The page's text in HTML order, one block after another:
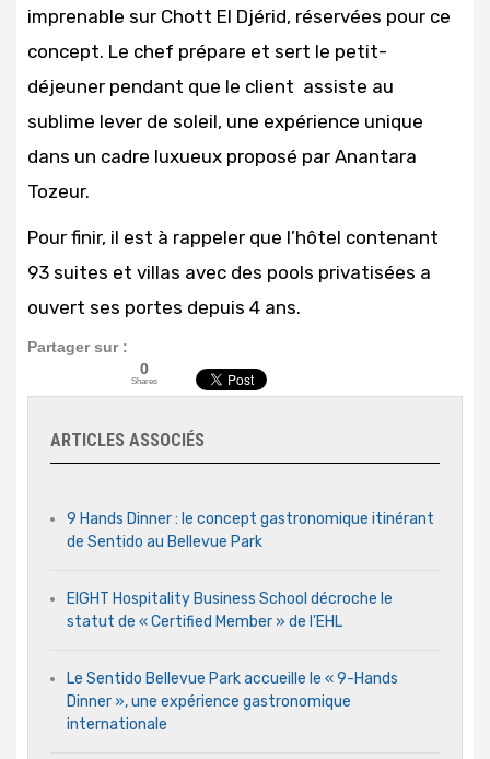
imprenable sur Chott El Djérid, réservées pour ce
concept. Le chef prépare et sert le petit-
déjeuner pendant que le client assiste au
sublime lever de soleil, une expérience unique
dans un cadre luxueux proposé par Anantara
Tozeur.
Pour finir, il est à rappeler que l’hôtel contenant
93 suites et villas avec des pools privatisées a
ouvert ses portes depuis 4 ans.
Partager sur :
0
Shares
ARTICLES ASSOCIÉS
9 Hands Dinner : le concept gastronomique itinérant
de Sentido au Bellevue Park
EIGHT Hospitality Business School décroche le
statut de « Certified Member » de l’EHL
Le Sentido Bellevue Park accueille le « 9-Hands
Dinner », une expérience gastronomique
internationale